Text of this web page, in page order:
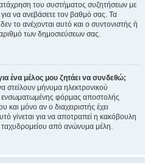
του συστήματος συζητήσεων με
να ανεβάσετε τον βαθμό σας. Τα
το ανέχονται αυτό και ο συντονιστής ή
των δημοσιεύσεων σας.
ένα μέλος μου ζητάει να συνδεθώ;
στείλουν μήνυμα ηλεκτρονικού
ενσωματωμένης φόρμας αποστολής
και μόνο αν ο διαχειριστής έχει
γίνεται για να αποτραπεί η κακόβουλη
από ανώνυμα μέλη.